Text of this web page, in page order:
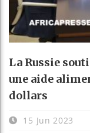
La Russie
une aide
dollars
15 Jun 2023